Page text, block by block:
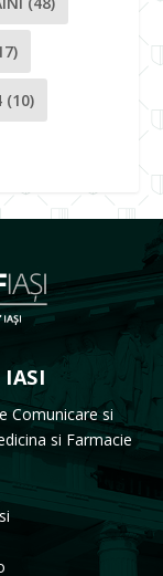
(10)
IASI
Comunicare si
si Farmacie